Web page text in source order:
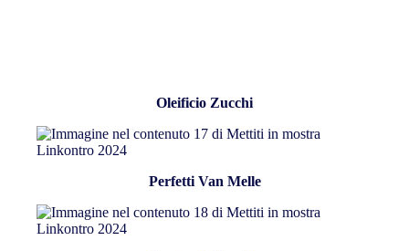
Oleificio Zucchi
Perfetti Van Melle